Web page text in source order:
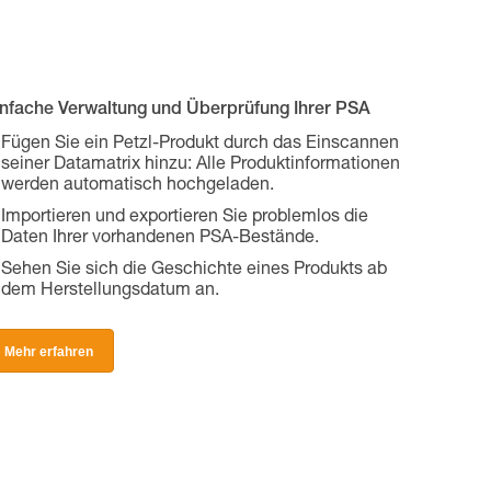
Verwaltung und Überprüfung Ihrer PSA
Fügen Sie ein Petzl-Produkt durch das Einscannen
seiner Datamatrix hinzu: Alle Produktinformationen
werden automatisch hochgeladen.
Importieren und exportieren Sie problemlos die
Daten Ihrer vorhandenen PSA-Bestände.
Sehen Sie sich die Geschichte eines Produkts ab
dem Herstellungsdatum an.
Mehr erfahren